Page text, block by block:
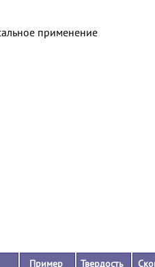
применение
Пример
Твердость